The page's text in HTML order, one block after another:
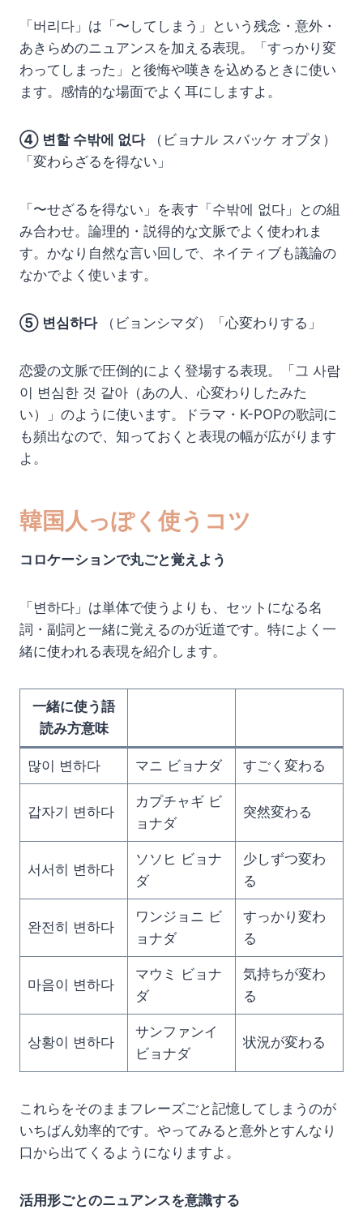
「버리다」は「〜してしまう」という残念・意外・
あきらめのニュアンスを加える表現。「すっかり変
わってしまった」と後悔や嘆きを込めるときに使い
ます。感情的な場面でよく耳にしますよ。
④ 변할 수밖에 없다（ビョナル スバッケ オプタ）
「変わらざるを得ない」
「〜せざるを得ない」を表す「수밖에 없다」との組
み合わせ。論理的・説得的な文脈でよく使われま
す。かなり自然な言い回しで、ネイティブも議論の
なかでよく使います。
⑤ 변심하다（ビョンシマダ）「心変わりする」
恋愛の文脈で圧倒的によく登場する表現。「그 사람
이 변심한 것 같아（あの人、心変わりしたみた
い）」のように使います。ドラマ・K-POPの歌詞に
も頻出なので、知っておくと表現の幅が広がります
よ。
韓国人っぽく使うコツ
コロケーションで丸ごと覚えよう
「변하다」は単体で使うよりも、セットになる名
詞・副詞と一緒に覚えるのが近道です。特によく一
緒に使われる表現を紹介します。
一緒に使う語
読み方意味
많이 변하다 マニ ビョナダ すごく変わる
갑자기 변하다
カプチャギ ビ
ョナダ
突然変わる
서서히 변하다
ソソヒ ビョナ
ダ
少しずつ変わ
る
완전히 변하다
ワンジョニ ビ
ョナダ
すっかり変わ
る
마음이 변하다
マウミ ビョナ
ダ
気持ちが変わ
る
상황이 변하다
サンファンイ
ビョナダ
状況が変わる
これらをそのままフレーズごと記憶してしまうのが
いちばん効率的です。やってみると意外とすんなり
口から出てくるようになりますよ。
活用形ごとのニュアンスを意識する